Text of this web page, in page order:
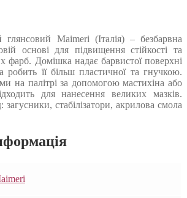
глянсовий Maimeri (Італія) – безбарвна
основі для підвищення стійкості та
фарб. Домішка надає барвистої поверхні
робить її більш пластичної та гнучкою.
на палітрі за допомогою мастихіна або
для нанесення великих мазків.
стабілізатори, акрилова смола